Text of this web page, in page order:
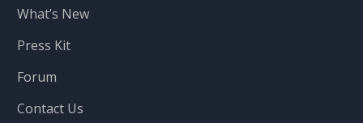
What’s New
Press Kit
Forum
Contact Us